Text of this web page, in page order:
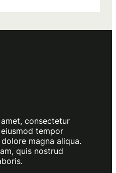
consectetur
tempor
magna aliqua.
quis nostrud